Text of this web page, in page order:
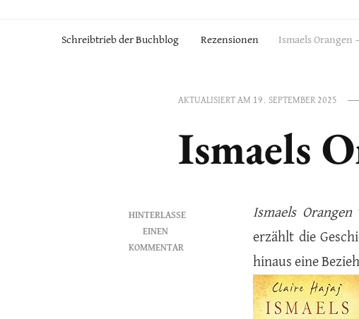
Schreibtrieb der Buchblog Rezensionen Ismaels Orangen
AKTUALISIERT AM 19. SEPTEMBER 2025
Ismaels
HINTERLASSE
EINEN
KOMMENTAR
Ismaels Orangen
erzählt die
hinaus eine